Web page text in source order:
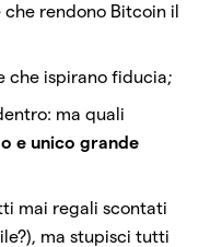
rendono Bitcoin il
che ispirano fiducia;
ma quali
e unico grande
mai regali scontati
ma stupisci tutti